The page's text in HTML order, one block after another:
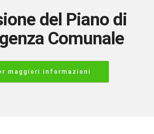
del Piano di
Comunale
maggiori informazioni